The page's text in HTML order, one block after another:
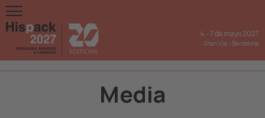
4 -7 de mayo 2027
Gran Via - Barcelona
Media